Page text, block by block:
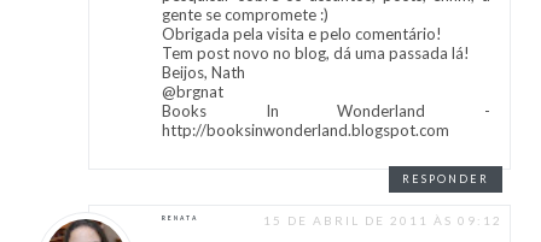
gente se compromete :)
Obrigada pela visita e pelo comentário!
Tem post novo no blog, dá uma passada lá!
Beijos, Nath
@brgnat
Books In Wonderland -
http://booksinwonderland.blogspot.com
RESPONDER
RENATA 15 DE ABRIL DE 2011 ÀS 09:12